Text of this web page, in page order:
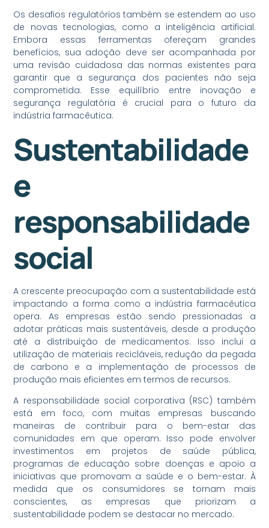
Os desafios regulatórios também se estendem ao uso
de novas tecnologias, como a inteligência artificial.
Embora essas ferramentas ofereçam grandes
benefícios, sua adoção deve ser acompanhada por
uma revisão cuidadosa das normas existentes para
garantir que a segurança dos pacientes não seja
comprometida. Esse equilíbrio entre inovação e
segurança regulatória é crucial para o futuro da
indústria farmacêutica.
Sustentabilidade
e
responsabilidade
social
A crescente preocupação com a sustentabilidade está
impactando a forma como a indústria farmacêutica
opera. As empresas estão sendo pressionadas a
adotar práticas mais sustentáveis, desde a produção
até a distribuição de medicamentos. Isso inclui a
utilização de materiais recicláveis, redução da pegada
de carbono e a implementação de processos de
produção mais eficientes em termos de recursos.
A responsabilidade social corporativa (RSC) também
está em foco, com muitas empresas buscando
maneiras de contribuir para o bem-estar das
comunidades em que operam. Isso pode envolver
investimentos em projetos de saúde pública,
programas de educação sobre doenças e apoio a
iniciativas que promovam a saúde e o bem-estar. À
medida que os consumidores se tornam mais
conscientes, as empresas que priorizam a
sustentabilidade podem se destacar no mercado.